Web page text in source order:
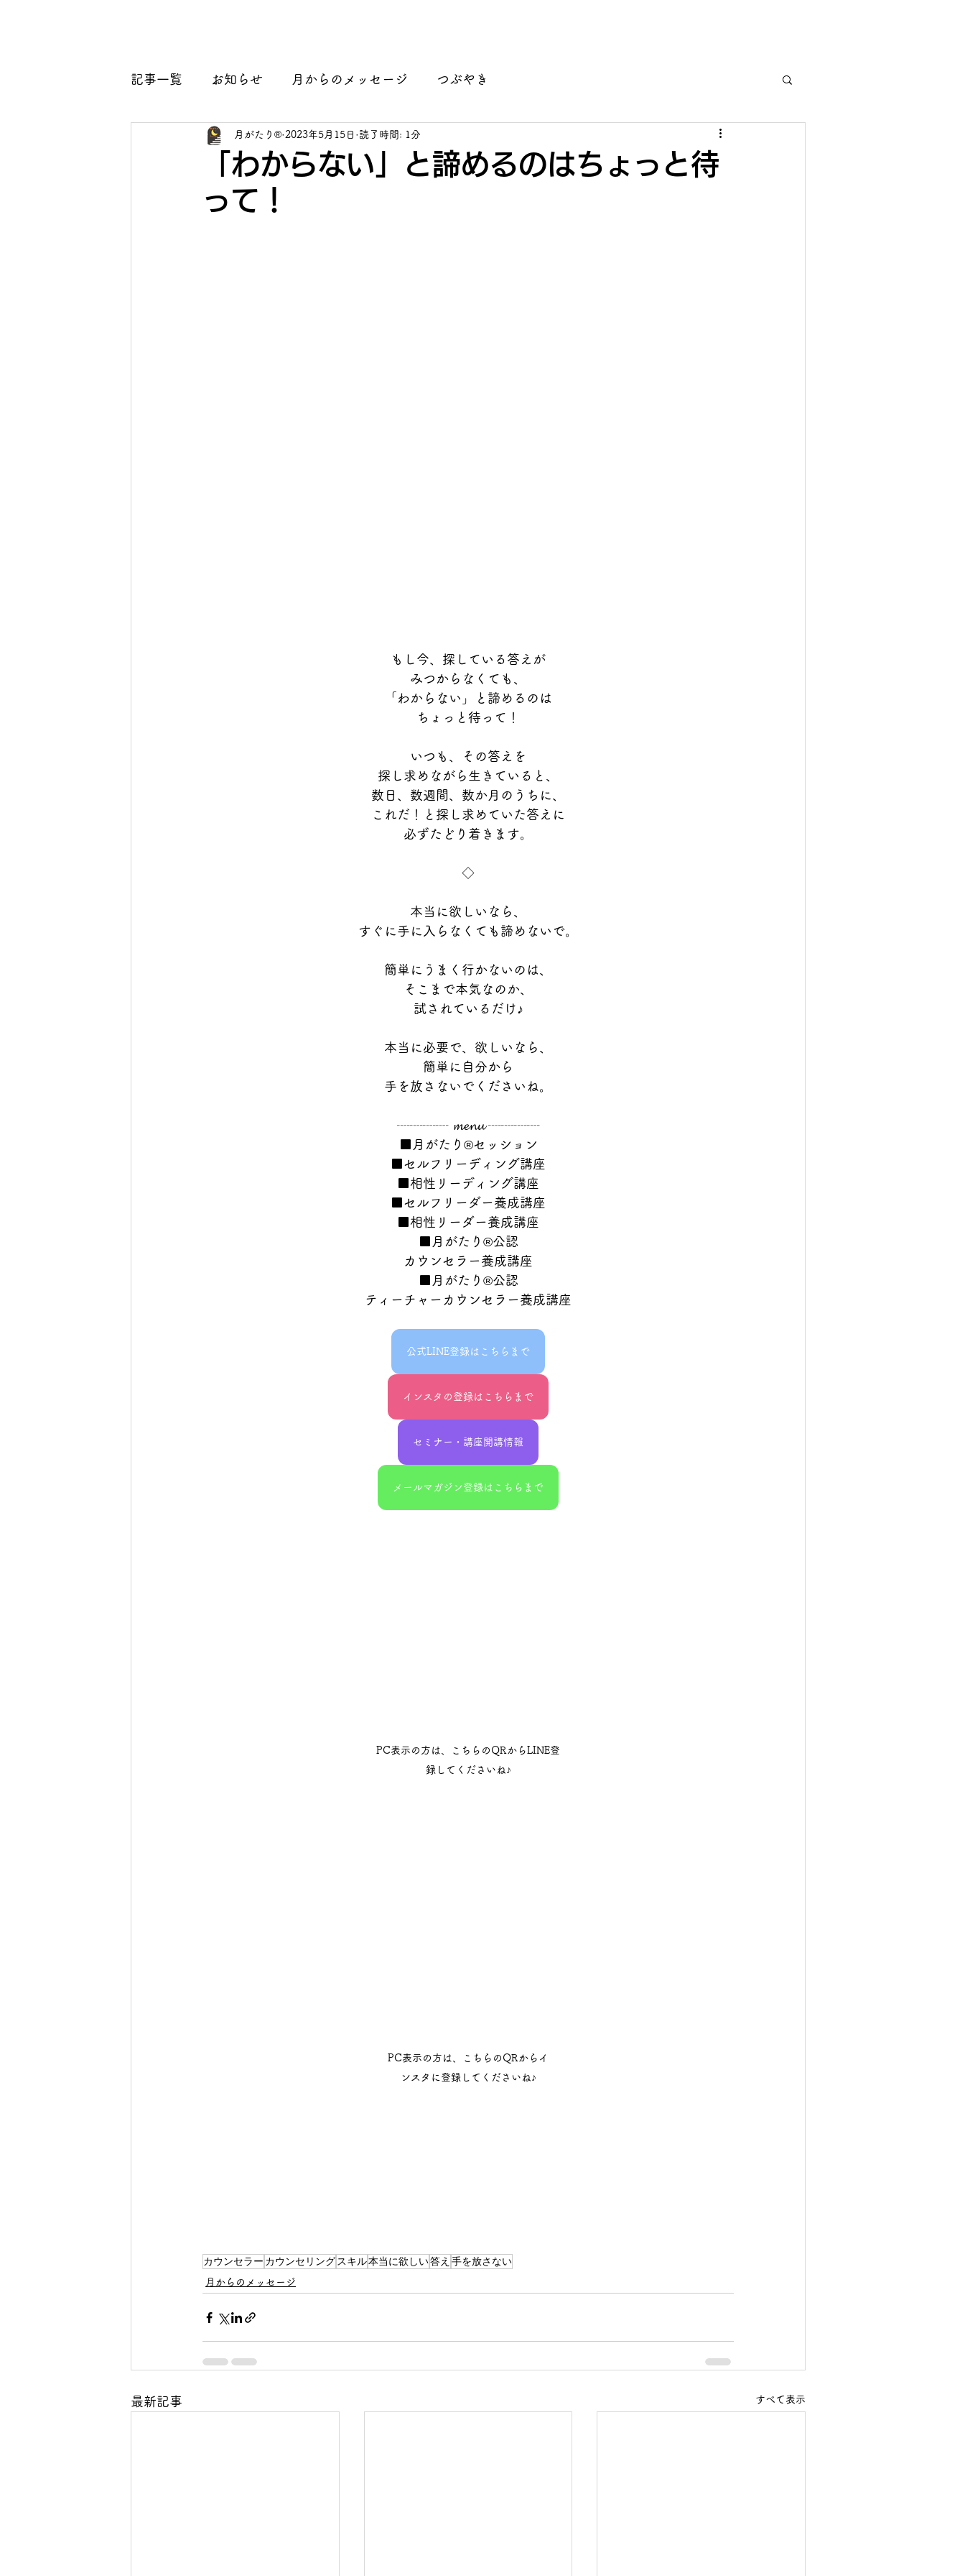
記事一覧 お知らせ 月からのメッセージ つぶやき
「わからない」と諦めるのはちょっと待
って！
月がたり® 2023年5月15日 読了時間: 1分
もし今、探している答えが
みつからなくても、
「わからない」と諦めるのは
ちょっと待って！
いつも、その答えを
探し求めながら生きていると、
数日、数週間、数か月のうちに、
これだ！と探し求めていた答えに
必ずたどり着きます。
◇
本当に欲しいなら、
すぐに手に入らなくても諦めないで。
簡単にうまく行かないのは、
そこまで本気なのか、
試されているだけ♪
本当に必要で、欲しいなら、
簡単に自分から
手を放さないでくださいね。
┈┈┈┈ 𝓶𝓮𝓷𝓾 ┈┈┈┈
■月がたり®セッション
■セルフリーディング講座
■相性リーディング講座
■セルフリーダー養成講座
■相性リーダー養成講座
■月がたり®公認
カウンセラー養成講座
■月がたり®公認
ティーチャーカウンセラー養成講座
公式LINE登録はこちらまで
インスタの登録はこちらまで
セミナー・講座開講情報
メールマガジン登録はこちらまで
PC表示の方は、こちらのQRからLINE登
録してくださいね♪
PC表示の方は、こちらのQRからイ
ンスタに登録してくださいね♪
カウンセラー カウンセリング スキル本当に欲しい答え 手を放さない
月からのメッセージ
最新記事 すべて表示